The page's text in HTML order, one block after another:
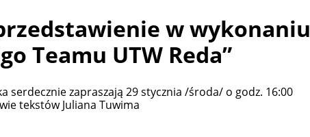
w wykonaniu
Teamu UTW Reda”
serdecznie zapraszają 29 stycznia /środa/ o godz. 16:00
tekstów Juliana Tuwima